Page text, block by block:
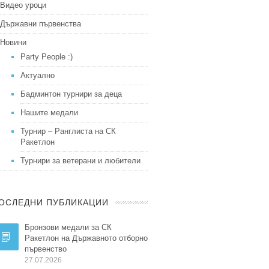
Видео уроци
Държавни първенства
Новини
Party People :)
Актуално
Бадминтон турнири за деца
Нашите медали
Турнир – Ранглиста на СК
Ракетлон
Турнири за ветерани и любители
ПУБЛИКАЦИИ
Бронзови медали за СК
Ракетлон на Държавното отборно
първенство
27.07.2026